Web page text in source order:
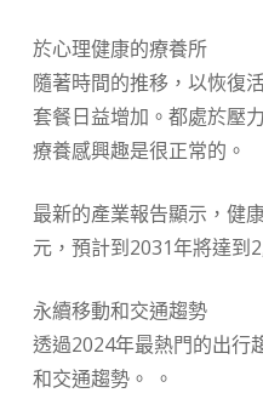
於心理健康的療養所
隨著時間的推移，以恢復
套餐日益增加。都處於壓
療養感興趣是很正常的。
最新的產業報告顯示，健
元，預計到2031年將達到
永續移動和交通趨勢
透過2024年最熱門的出行
和交通趨勢。 。